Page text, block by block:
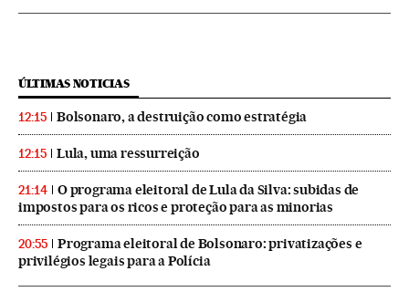
ÚLTIMAS NOTICIAS
12:15 Bolsonaro, a destruição como estratégia
12:15 Lula, uma ressurreição
21:14
O programa eleitoral de Lula da Silva: subidas de
impostos para os ricos e proteção para as minorias
20:55
Programa eleitoral de Bolsonaro: privatizações e
privilégios legais para a Polícia